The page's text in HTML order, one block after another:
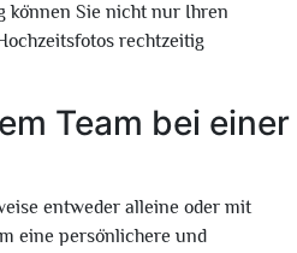
können Sie nicht nur Ihren
rechtzeitig
Team bei einer
entweder alleine oder mit
eine persönlichere und